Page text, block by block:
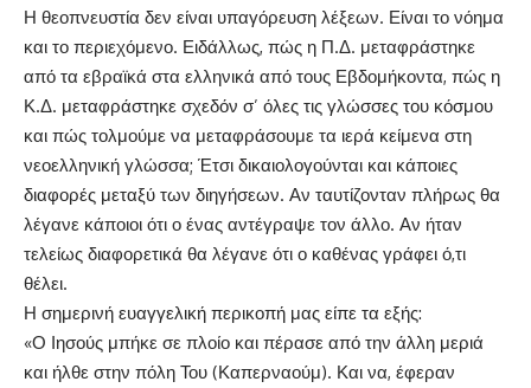
Η θεοπνευστία δεν είναι υπαγόρευση λέξεων. Είναι το νόημα
και το περιεχόμενο. Ειδάλλως, πώς η Π.Δ. μεταφράστηκε
από τα εβραϊκά στα ελληνικά από τους Εβδομήκοντα, πώς η
Κ.Δ. μεταφράστηκε σχεδόν σ’ όλες τις γλώσσες του κόσμου
και πώς τολμούμε να μεταφράσουμε τα ιερά κείμενα στη
νεοελληνική γλώσσα; Έτσι δικαιολογούνται και κάποιες
διαφορές μεταξύ των διηγήσεων. Αν ταυτίζονταν πλήρως θα
λέγανε κάποιοι ότι ο ένας αντέγραψε τον άλλο. Αν ήταν
τελείως διαφορετικά θα λέγανε ότι ο καθένας γράφει ό,τι
θέλει.
Η σημερινή ευαγγελική περικοπή μας είπε τα εξής:
«Ο Ιησούς μπήκε σε πλοίο και πέρασε από την άλλη μεριά
και ήλθε στην πόλη Του (Καπερναούμ). Και να, έφεραν